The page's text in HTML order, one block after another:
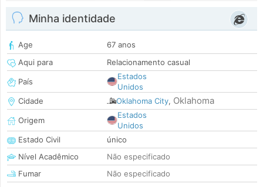
Minha identidade
Age
67 anos
Aqui para
Relacionamento casual
País
Estados
Unidos
Cidade
Oklahoma City, Oklahoma
Origem
Estados
Unidos
Estado Civil
único
Nível Acadêmico
Não especificado
Fumar
Não especificado